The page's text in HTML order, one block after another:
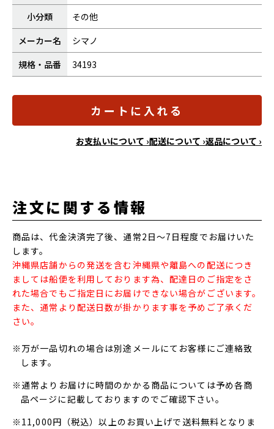
小分類
その他
メーカー名
シマノ
規格・品番
34193
カートに入れる
お支払いについて ›配送について ›返品について ›
注文に関する情報
商品は、代金決済完了後、通常2日～7日程度でお届けいた
します。
沖縄県店舗からの発送を含む沖縄県や離島への配送につき
ましては船便を利用しております為、配達日のご指定をさ
れた場合でもご指定日にお届けできない場合がございます。
また、通常より配送日数が掛かります事を予めご了承くだ
さい。
※万が一品切れの場合は別途メールにてお客様にご連絡致
します。
※通常よりお届けに時間のかかる商品については予め各商
品ページに記載しておりますのでご確認下さい。
※11,000円（税込）以上のお買い上げで送料無料となりま